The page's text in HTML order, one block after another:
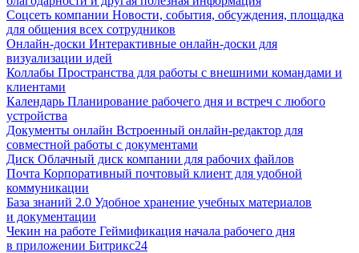
Соцсеть компании Новости, события, обсуждения, площадка
для общения всех сотрудников
Онлайн-доски Интерактивные онлайн-доски для
визуализации идей
Коллабы Пространства для работы с внешними командами и
клиентами
Календарь Планирование рабочего дня и встреч с любого
устройства
Документы онлайн Встроенный онлайн-редактор для
совместной работы с документами
Диск Облачный диск компании для рабочих файлов
Почта Корпоративный почтовый клиент для удобной
коммуникации
База знаний 2.0 Удобное хранение учебных материалов
и документации
Чекин на работе Геймификация начала рабочего дня
в приложении Битрикс24